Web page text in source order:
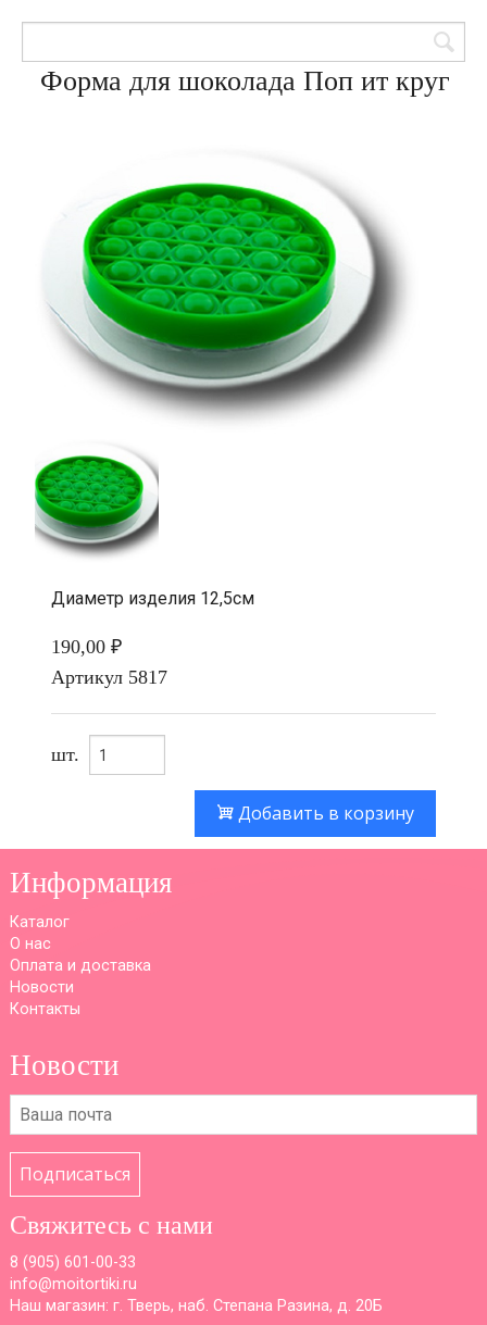
Форма для шоколада Поп ит круг
Диаметр изделия 12,5см
190,00 ₽
Артикул 5817
шт.
Добавить в корзину
Информация
Каталог
О нас
Оплата и доставка
Новости
Контакты
Новости
Подписаться
Свяжитесь с нами
8 (905) 601-00-33
info@moitortiki.ru
Наш магазин: г. Тверь, наб. Степана Разина, д. 20Б